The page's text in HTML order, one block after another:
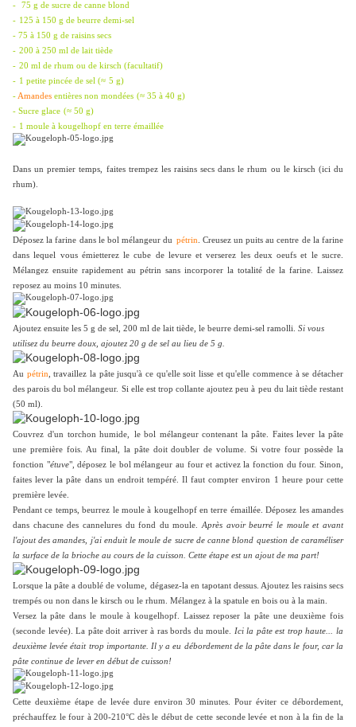
-
75 g de sucre de canne blond
- 125 à 150 g de beurre demi-sel
- 75 à 150 g de raisins secs
- 200 à 250 ml de lait tiède
- 20 ml de rhum ou de kirsch (facultatif)
- 1 petite pincée de sel (≈ 5 g)
- Amandes entières non mondées (≈ 35 à 40 g)
- Sucre glace (≈ 50 g)
- 1 moule à kougelhopf en terre émaillée
Dans un premier temps, faites trempez les raisins secs dans le rhum ou le kirsch (ici du
rhum).
Déposez la farine dans le bol mélangeur du pétrin . Creusez un puits au centre de la farine
dans lequel vous émietterez le cube de levure et verserez les deux oeufs et le sucre.
Mélangez ensuite rapidement au pétrin sans incorporer la totalité de la farine. Laissez
reposez au moins 10 minutes.
Ajoutez ensuite les 5 g de sel, 200 ml de lait tiède, le beurre demi-sel ramolli. Si vous
utilisez du beurre doux, ajoutez 20 g de sel au lieu de 5 g.
Au pétrin , travaillez la pâte jusqu'à ce qu'elle soit lisse et qu'elle commence à se détacher
des parois du bol mélangeur. Si elle est trop collante ajoutez peu à peu du lait tiède restant
(50 ml).
Couvrez d'un torchon humide,
le bol mélangeur contenant la pâte. Faites lever la pâte
une première fois. Au final, la pâte doit doubler de volume. Si votre four possède la
fonction "étuve", déposez le bol mélangeur au four et activez la fonction du four. Sinon,
faites lever la pâte dans un endroit tempéré. Il faut compter environ 1 heure pour cette
première levée.
Pendant ce temps, beurrez le moule à kougelhopf en terre émaillée. Déposez les amandes
dans chacune des cannelures du fond du moule.Après avoir beurré le moule et avant
l'ajout des amandes, j'ai enduit le moule de sucre de canne blond question de caraméliser
la surface de la brioche au cours de la cuisson. Cette étape est un ajout de ma part!
Lorsque la pâte a doublé de volume, dégasez-la en tapotant dessus. Ajoutez les raisins secs
trempés ou non dans le kirsch ou le rhum. Mélangez à la spatule en bois ou à la main.
Versez la pâte dans le moule à kougelhopf. Laissez reposer la pâte une deuxième fois
(seconde levée). La pâte doit arriver à ras bords du moule.
Ici la pâte est trop haute... la
deuxième levée était trop importante. Il y a eu débordement de la pâte dans le four, car la
pâte continue de lever en début de cuisson!
Cette deuxième étape de levée dure environ 30 minutes. Pour éviter ce débordement,
préchauffez le four à 200-210°C dès le début de cette seconde levée et non à la fin de la